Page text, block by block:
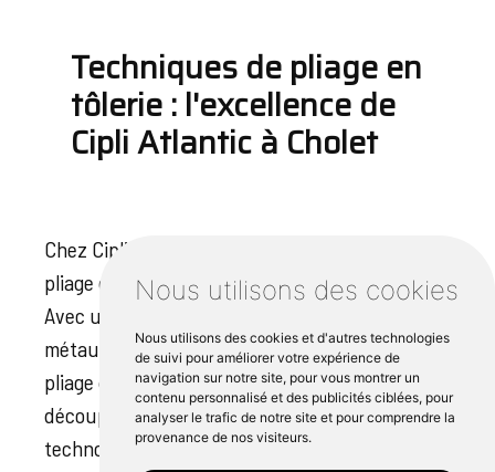
Nous utilisons des cookies
Nous utilisons des cookies et d'autres technologies
de suivi pour améliorer votre expérience de
navigation sur notre site, pour vous montrer un
contenu personnalisé et des publicités ciblées, pour
analyser le trafic de notre site et pour comprendre la
provenance de nos visiteurs.
Techniques de pliage en
tôlerie : l'excellence de
Cipli Atlantic à Cholet
Chez Cipli Atlantic à Cholet, nos techniques de
pliage de tôle sont synonymes d'excellence.
Avec une expertise inégalée dans le travail des
métaux, notre entreprise offre des services de
pliage de tôle sans faille pour des composants
découpés avec précision. Grâce à notre
technologie de découpe au laser, nous livrons